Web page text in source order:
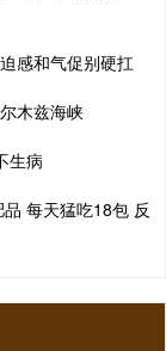
感和气促别硬扛
木兹海峡
生病
每天猛吃18包 反